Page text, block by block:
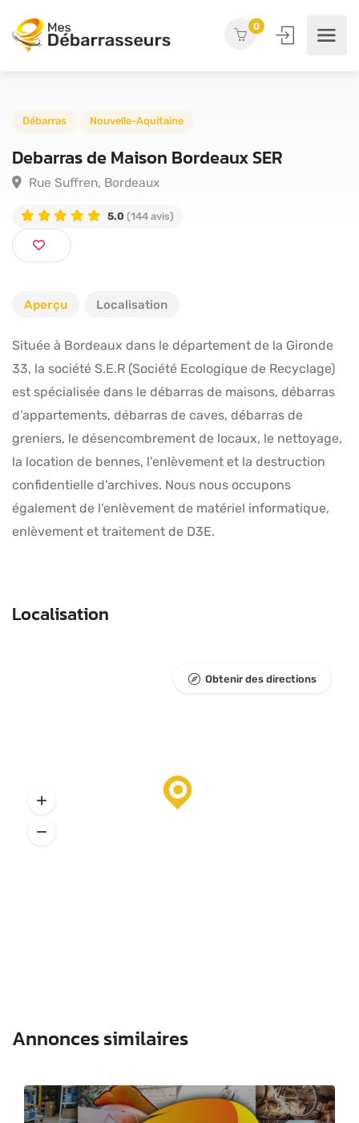
0
Debarras de Maison Bordeaux SER
Aperçu Localisation
Située à Bordeaux dans le département de la Gironde
33, la société S.E.R (Société Ecologique de Recyclage)
est spécialisée dans le débarras de maisons, débarras
d’appartements, débarras de caves, débarras de
greniers, le désencombrement de locaux, le nettoyage,
la location de bennes, l’enlèvement et la destruction
confidentielle d’archives. Nous nous occupons
également de l’enlèvement de matériel informatique,
enlèvement et traitement de D3E.
Localisation
Obtenir des directions
Annonces similaires